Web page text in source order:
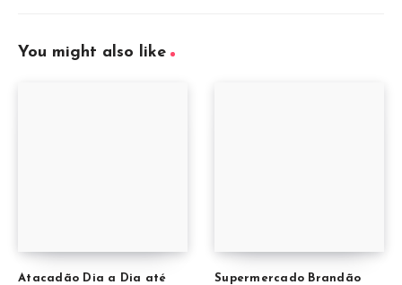
You might also like
Atacadão Dia a Dia até
Supermercado Brandão